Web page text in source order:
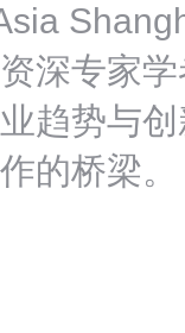
深专家学
趋势与
的桥梁。